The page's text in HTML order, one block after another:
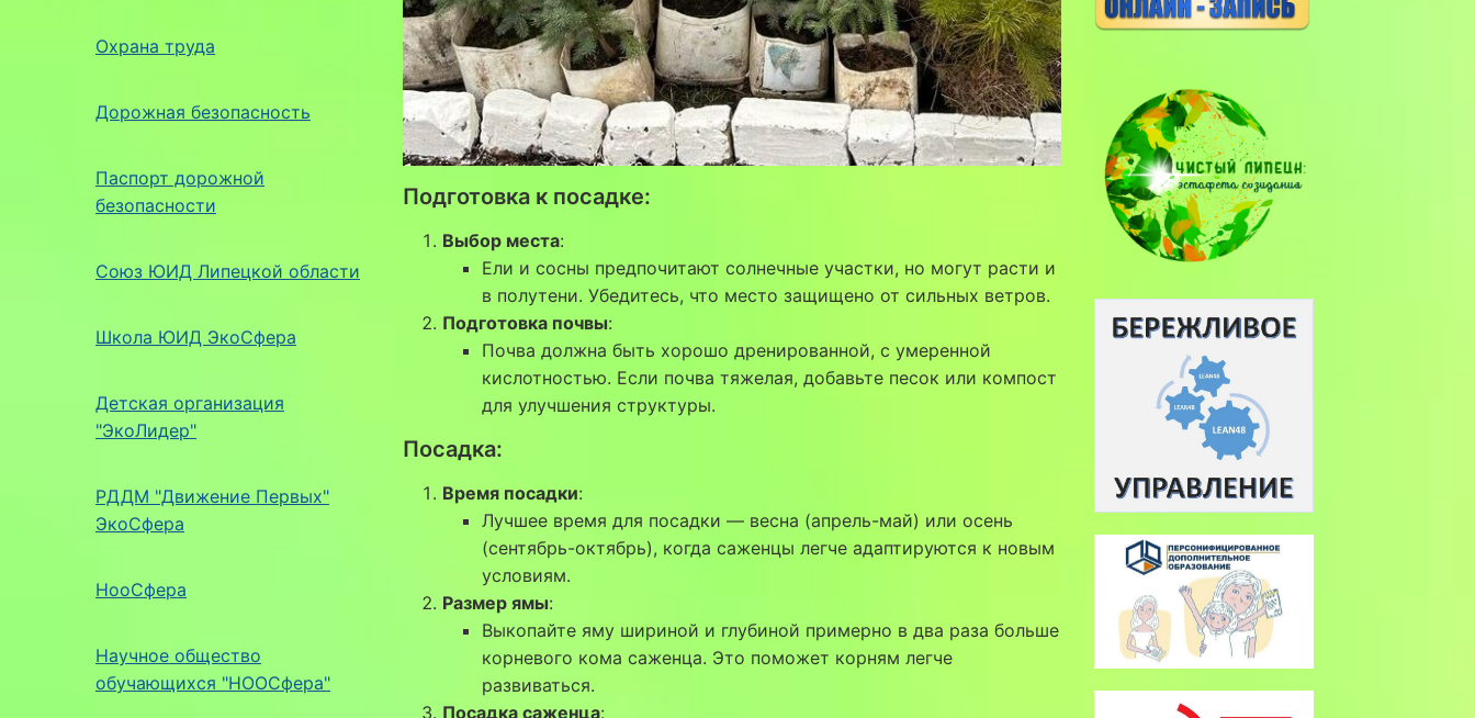
Охрана труда
Дорожная безопасность
Паспорт дорожной
безопасности
Союз ЮИД Липецкой области
Школа ЮИД ЭкоСфера
Детская организация
"ЭкоЛидер"
РДДМ "Движение Первых"
ЭкоСфера
НооСфера
Научное общество
обучающихся "НООСфера"
Подготовка к посадке:
Выбор места:
Ели и сосны предпочитают солнечные участки, но могут расти и
в полутени. Убедитесь, что место защищено от сильных ветров.
Подготовка почвы:
Почва должна быть хорошо дренированной, с умеренной
кислотностью. Если почва тяжелая, добавьте песок или компост
для улучшения структуры.
Посадка:
Время посадки:
Лучшее время для посадки — весна (апрель-май) или осень
(сентябрь-октябрь), когда саженцы легче адаптируются к новым
условиям.
Размер ямы:
Выкопайте яму шириной и глубиной примерно в два раза больше
корневого кома саженца. Это поможет корням легче
развиваться.
Посадка саженца: